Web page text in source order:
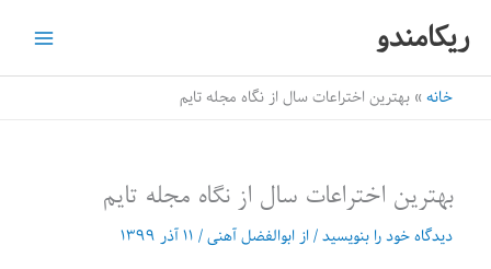
ریکامندو
خانه بهترین اختراعات سال از نگاه مجله تایم
بهترین اختراعات سال از نگاه مجله تایم
دیدگاه‌ خود را بنویسید/ از ابوالفضل آهنی/ ۱۱ آذر ۱۳۹۹